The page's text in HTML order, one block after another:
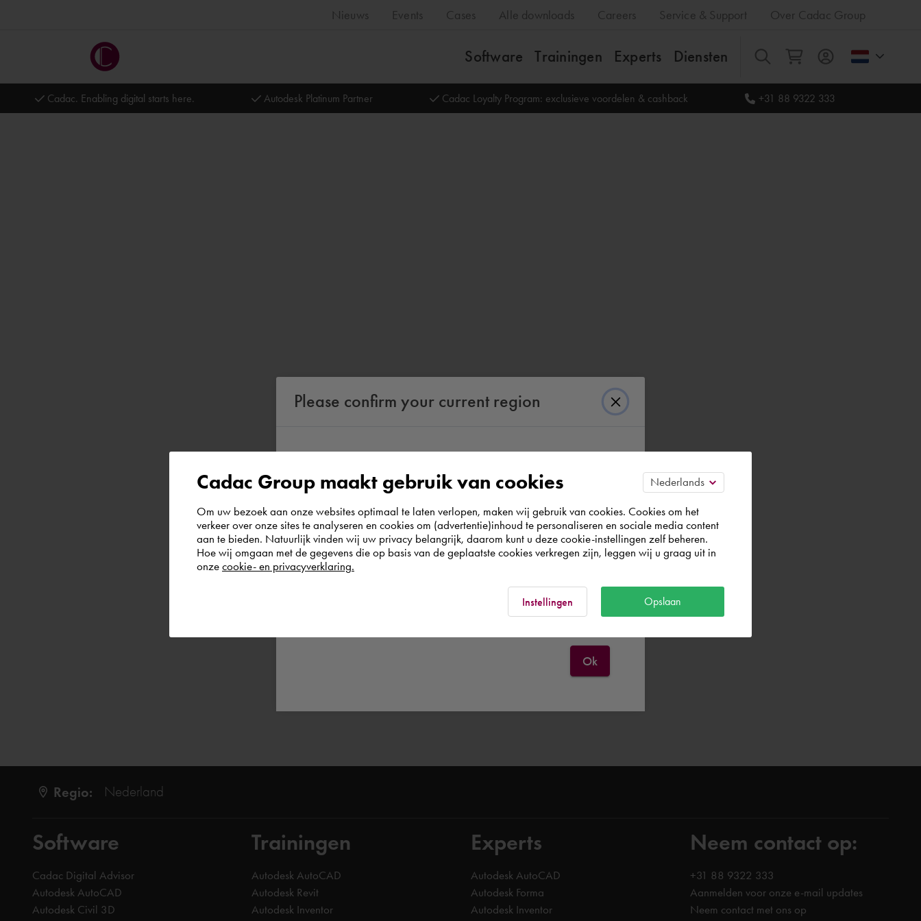
Nieuws Events Cases Alle downloads Careers Service & Support Over Cadac Group
Software Trainingen Experts Diensten Alles
Cadac. Enabling digital starts here. Autodesk Platinum Partner Cadac Loyalty Program: exclusieve voordelen & cashback +31 88 9322 333
Regio: Nederland
Software
Cadac Digital Advisor
Autodesk AutoCAD
Autodesk Civil 3D
Trainingen
Autodesk AutoCAD
Autodesk Revit
Autodesk Inventor
Experts
Autodesk AutoCAD
Autodesk Forma
Autodesk Inventor
Neem contact op:
+31 88 9322 333
Aanmelden voor onze e-mail updates
Neem contact met ons op
Please confirm your current region
According to us you are situated in Rest of the
world. Please confirm in which country you
wish to shop.
Nederland
Ok
Cadac Group maakt gebruik van cookies
Om uw bezoek aan onze websites optimaal te laten verlopen, maken wij gebruik van cookies. Cookies om het
verkeer over onze sites te analyseren en cookies om (advertentie)inhoud te personaliseren en sociale media content
aan te bieden. Natuurlijk vinden wij uw privacy belangrijk, daarom kunt u deze cookie-instellingen zelf beheren.
Hoe wij omgaan met de gegevens die op basis van de geplaatste cookies verkregen zijn, leggen wij u graag uit in
onze cookie- en privacyverklaring.
Instellingen Opslaan